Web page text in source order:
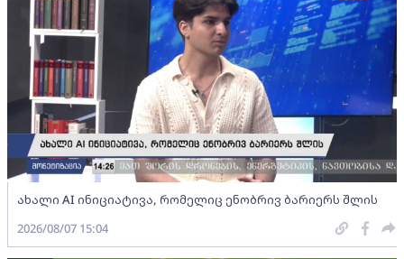
ახალი AI ინიციატივა, რომელიც ენობრივ ბარიერს შლის
2026/08/07 15:04